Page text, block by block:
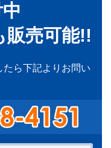
販売可能!!
ら下記よりお問い